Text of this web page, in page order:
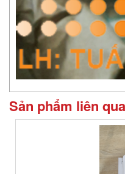
Sản phẩm liên